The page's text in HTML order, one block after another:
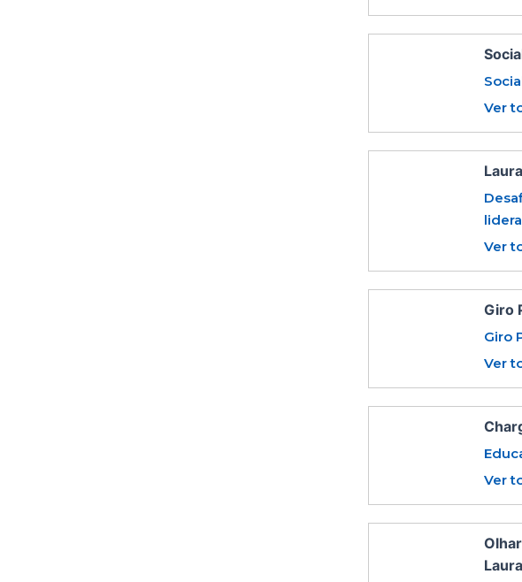
Ver
Ver
Giro
Giro
Ver
Ver